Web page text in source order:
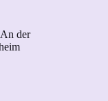
der